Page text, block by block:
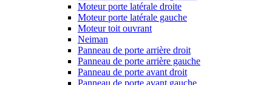
Moteur porte latérale droite
Moteur porte latérale gauche
Moteur toit ouvrant
Neiman
Panneau de porte arrière droit
Panneau de porte arrière gauche
Panneau de porte avant droit
Panneau de porte avant gauche